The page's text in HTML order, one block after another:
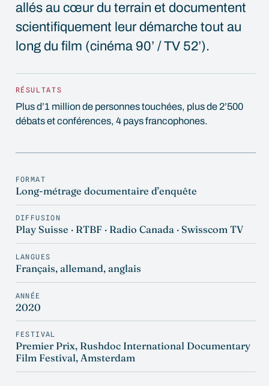
allés au cœur du terrain et documentent
scientifiquement leur démarche tout au
long du film (cinéma 90’ / TV 52’).
RÉSULTATS
Plus d’1 million de personnes touchées, plus de 2’500
débats et conférences, 4 pays francophones.
FORMAT
Long-métrage documentaire d’enquête
DIFFUSION
Play Suisse · RTBF · Radio Canada · Swisscom TV
LANGUES
Français, allemand, anglais
ANNÉE
2020
FESTIVAL
Premier Prix, Rushdoc International Documentary
Film Festival, Amsterdam